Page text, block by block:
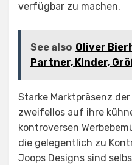
verfügbar zu machen.
See also Oliver
Partner, Kinder,
Starke Marktpräsenz der
zweifellos auf ihre
kontroversen
die gelegentlich zu
Joops Designs sind